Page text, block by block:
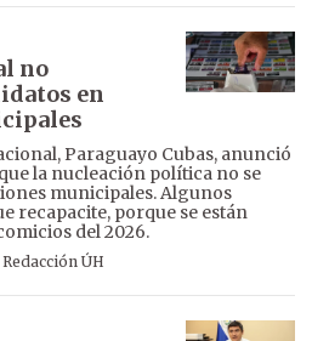
no
en
Paraguayo Cubas, anunció
la nucleación política no se
municipales. Algunos
recapacite, porque se están
del 2026.
Redacción ÚH